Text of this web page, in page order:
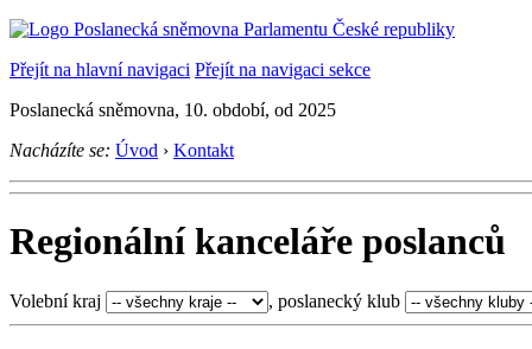
Přejít na hlavní navigaci Přejít na navigaci sekce
Poslanecká sněmovna, 10. období, od 2025
Nacházíte se: Úvod › Kontakt
Regionální kanceláře poslanců
Volební kraj , poslanecký klub